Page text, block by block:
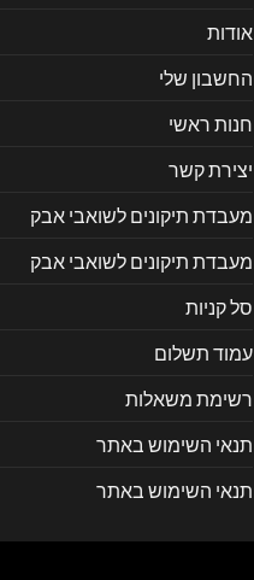
אודות
החשבון שלי
חנות ראשי
יצירת קשר
מעבדת תיקונים לשואבי אבק
מעבדת תיקונים לשואבי אבק
סל קניות
עמוד תשלום
רשימת משאלות
תנאי השימוש באתר
תנאי השימוש באתר